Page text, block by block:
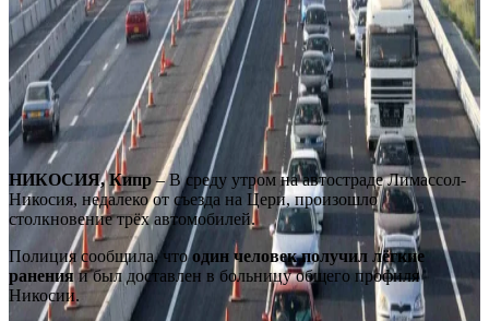
НИКОСИЯ, Кипр – В среду утром на автостраде Лимассол-
Никосия, недалеко от съезда на Цери, произошло
столкновение трёх автомобилей.
Полиция сообщила, чтоодин человек получил лёгкие
раненияи был доставлен в больницу общего профиля
Никосии.